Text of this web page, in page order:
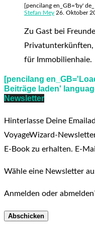
[pencilang en_GB='by'
Stefan Mey 26. Oktober
Zu Gast bei
für Immobilienhaie.
[pencilang
Beiträge laden'
Newsletter
Hinterlasse Deine
VoyageWizard-
E-Book zu erhalten. E-
Wähle eine Newsletter
Anmelden oder